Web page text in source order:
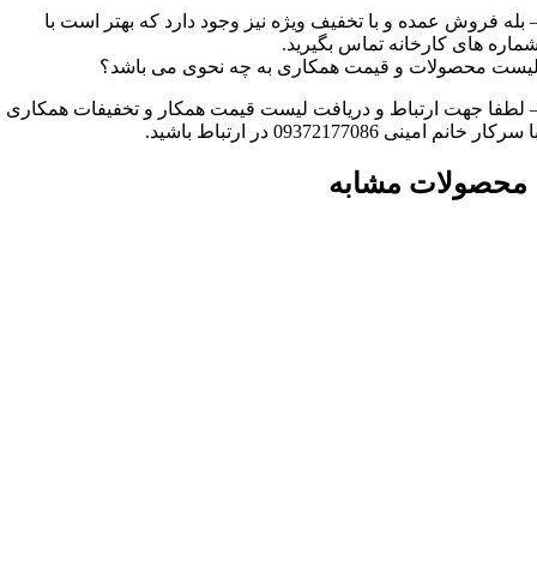
بله فروش عمده و با تخفیف ویژه نیز وجود دارد که بهتر است با
های کارخانه تماس بگیرید.
محصولات و قیمت همکاری به چه نحوی می باشد؟
لطفا جهت ارتباط و دریافت لیست قیمت همکار و تخفیفات همکاری
سرکار خانم امینی 09372177086 در ارتباط باشید.
محصولات مشابه